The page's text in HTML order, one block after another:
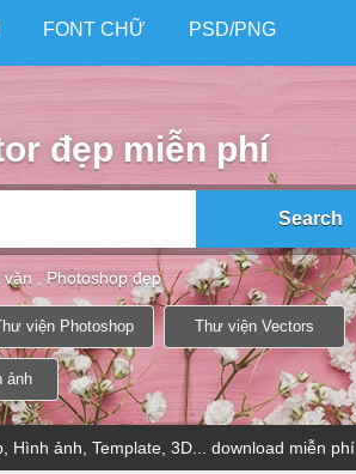
FONT CHỮ PSD/PNG
đẹp miễn phí
, Photoshop đẹp
viện Photoshop Thư viện Vectors
ảnh
Hình ảnh, Template, 3D... download miễn phí